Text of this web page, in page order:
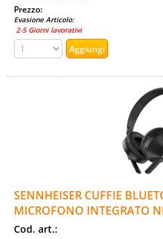
Prezzo:
Evasione Articolo:
2-5 Giorni lavorativi
SENNHEISER CUFFIE
MICROFONO INTEGRATO
Cod. art.: